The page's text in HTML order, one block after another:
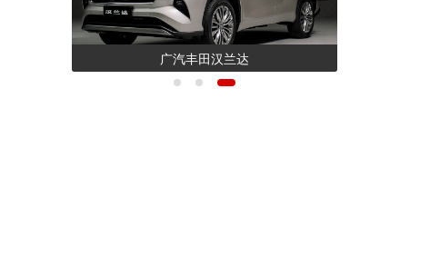
新宝骏Valli向往